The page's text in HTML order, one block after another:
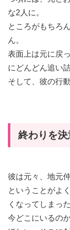
な2人に。
ところがもちろ
ん。
表面上は元に戻
にどんどん追い
そして、彼の行
終わりを決
彼は元々、地元
ということがよ
くなってしまっ
今どこにいるの